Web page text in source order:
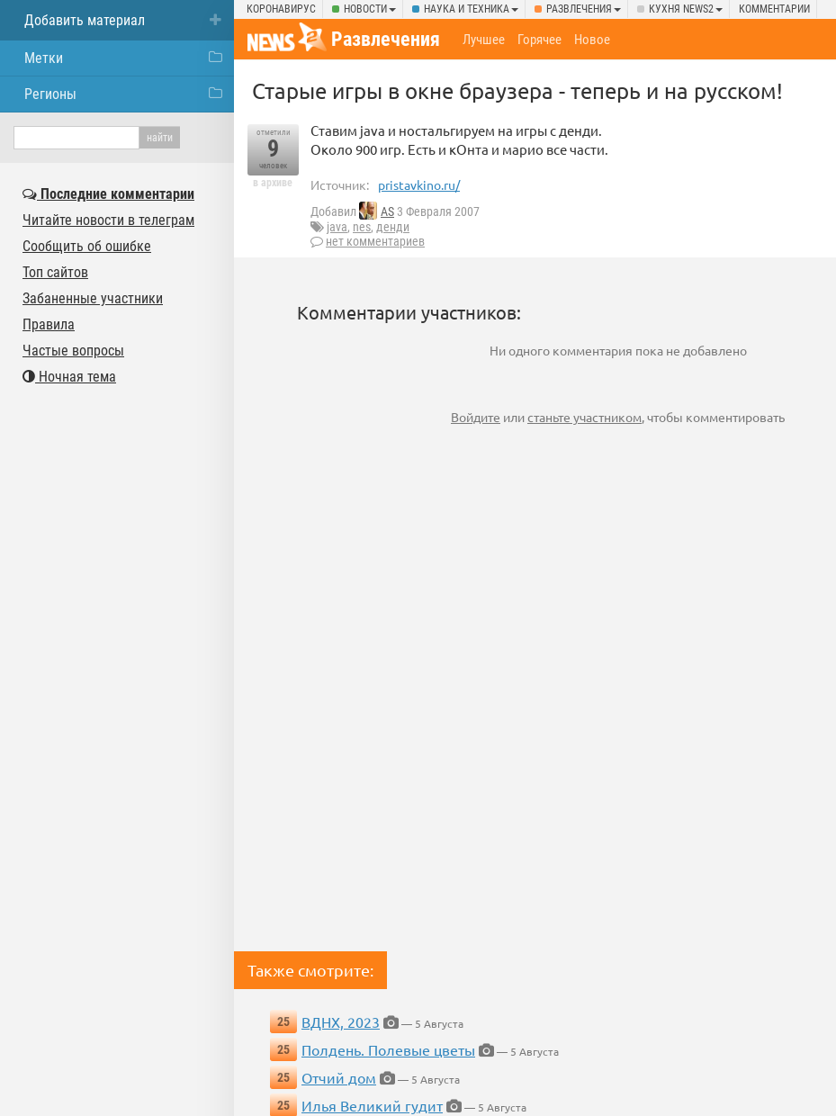
КОРОНАВИРУС НОВОСТИ НАУКА И ТЕХНИКА РАЗВЛЕЧЕНИЯ КУХНЯ NEWS2 КОММЕНТАРИИ
Развлечения Лучшее Горячее Новое
Старые игры в окне браузера - теперь и на русском!
отметили
9
человек
в архиве
Ставим java и ностальгируем на игры с денди.
Около 900 игр. Есть и кОнта и марио все части.
Источник: pristavkino.ru/
Добавил AS 3 Февраля 2007
java, nes, денди
нет комментариев
Комментарии участников:
Ни одного комментария пока не добавлено
Войдите илистаньте участником, чтобы комментировать
Также смотрите:
25 ВДНХ, 2023
— 5 Августа
25
Полдень. Полевые цветы
— 5 Августа
25
Отчий дом
— 5 Августа
25
Илья Великий гудит
— 5 Августа
Добавить материал
Метки
Регионы
Последние комментарии
Читайте новости в телеграм
Сообщить об ошибке
Топ сайтов
Забаненные участники
Правила
Частые вопросы
Ночная тема